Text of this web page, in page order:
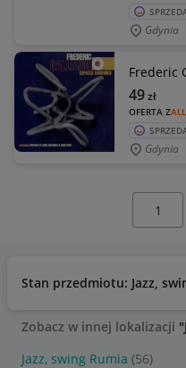
Gdynia
Frederic
OFERTA Z
49zł
Gdynia
Stan przedmiotu: Jazz,
Zobacz w innej lokalizacji
Jazz, swing Rumia (56)